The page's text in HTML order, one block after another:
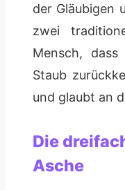
der Gläubigen
zwei
Mensch,
Staub
und glaubt an
Die
Asche